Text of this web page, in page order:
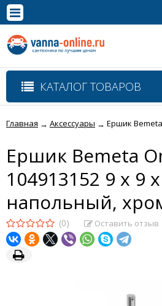
Полная версия сайта
КАТАЛОГ ТОВАРОВ
Главная → Аксессуары → Ершик
Ершик Bemeta
104913152 9 x 9
напольный,
(0) Оставить отзыв